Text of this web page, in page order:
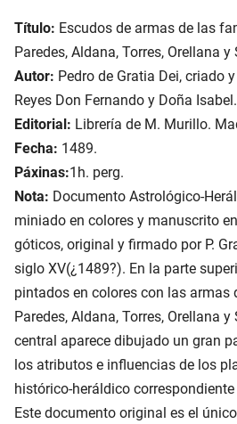
Título: Escudos de armas de las
Paredes, Aldana, Torres, Orellana y
Autor: Pedro de Gratia Dei, criado
Reyes Don Fernando y Doña Isabel.
Editorial: Librería de M. Murillo.
Fecha: 1489.
Páxinas:1h. perg.
Nota: Documento Astrológico-
miniado en colores y manuscrito
góticos, original y firmado por P.
siglo XV(¿1489?). En la parte
pintados en colores con las armas
Paredes, Aldana, Torres, Orellana
central aparece dibujado un gran
los atributos e influencias de los
histórico-heráldico
Este documento original es el